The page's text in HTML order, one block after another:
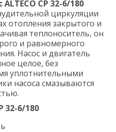
CP 32-6/180
циркуляции
отопления закрытого и
теплоноситель, он
и равномерного
Насос и двигатель
целое, без
уплотнительными
насоса смазываются
32-6/180